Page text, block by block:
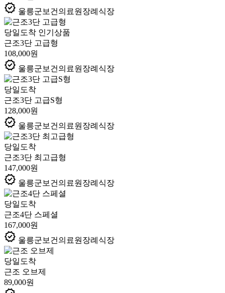
verified 울릉군보건의료원장례식장
당일도착 인기상품
근조3단 고급형
108,000원
verified 울릉군보건의료원장례식장
당일도착
근조3단 고급S형
128,000원
verified 울릉군보건의료원장례식장
당일도착
근조3단 최고급형
147,000원
verified 울릉군보건의료원장례식장
당일도착
근조4단 스페셜
167,000원
verified 울릉군보건의료원장례식장
당일도착
근조 오브제
89,000원